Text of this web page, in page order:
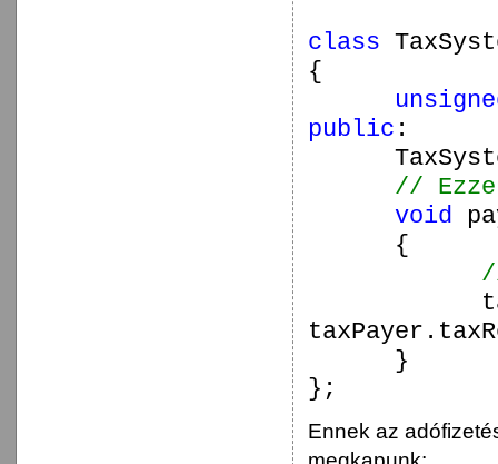
class
{
public :
//
void
{
}
};
Ennek az